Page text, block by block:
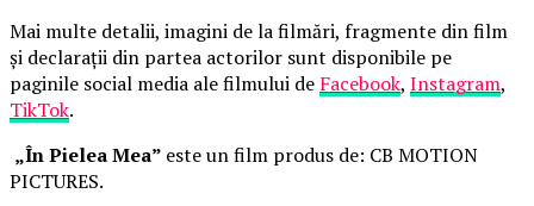
Mai multe detalii, imagini de la filmări, fragmente din film
și declarații din partea actorilor sunt disponibile pe
paginile social media ale filmului de Facebook, Instagram,
TikTok.
„În Pielea Mea” este un film produs de: CB MOTION
PICTURES.